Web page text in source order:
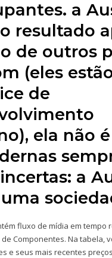
a
resultado
de outros
(eles
de
ela não
a
fluxo de mídia em tempo
Componentes. Na tabela,
e seus mais recentes